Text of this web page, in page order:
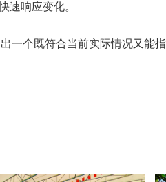
速响应变化。
一个既符合当前实际情况又能